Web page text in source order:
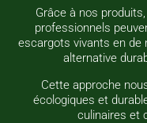
Grâce à nos
professionnels
escargots vivants en de
alternative
Cette approche
écologiques et
culinaires et